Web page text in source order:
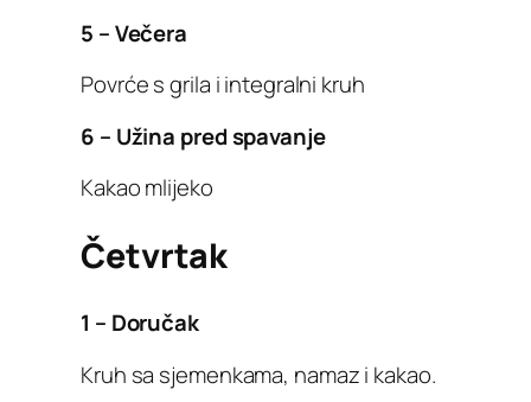
5 – Večera
Povrće s grila i integralni kruh
6 – Užina pred spavanje
Kakao mlijeko
Četvrtak
1 – Doručak
Kruh sa sjemenkama, namaz i kakao.